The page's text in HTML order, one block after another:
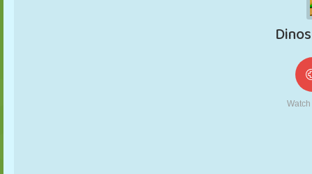
ROBOTS